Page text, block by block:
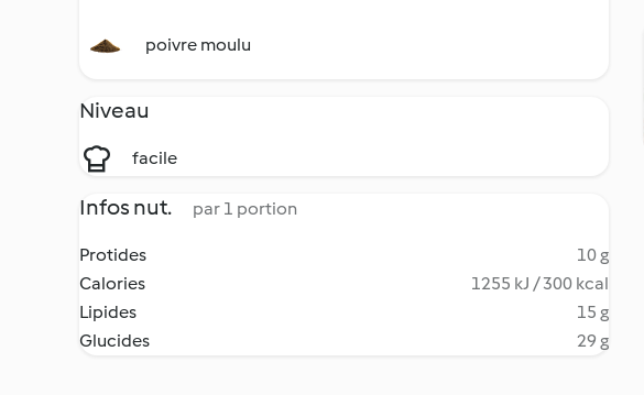
poivre moulu
Niveau
facile
Infos nut. par 1 portion
Protides
10 g
Calories
1255 kJ / 300 kcal
Lipides
15 g
Glucides
29 g